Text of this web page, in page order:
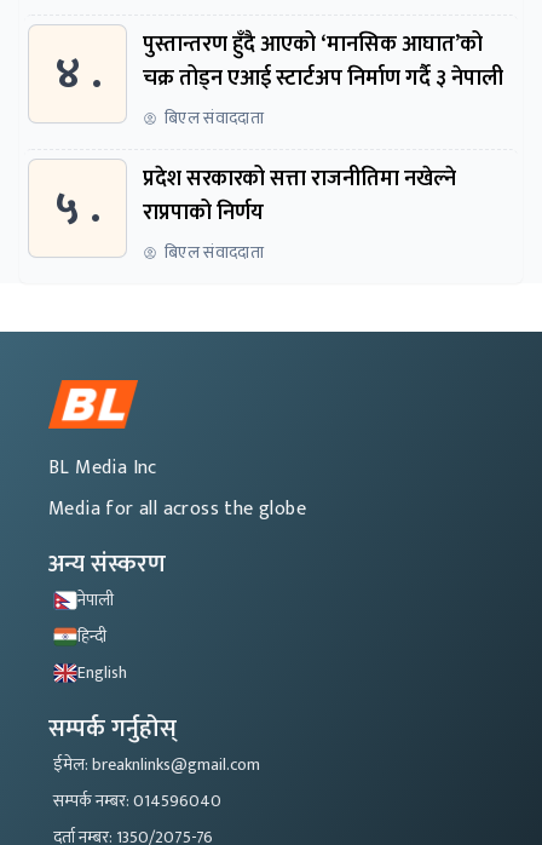
४ .
पुस्तान्तरण हुँदै आएको ‘मानसिक आघात’को
चक्र तोड्न एआई स्टार्टअप निर्माण गर्दै ३ नेपाली
बिएल संवाददाता
५ .
प्रदेश सरकारको सत्ता राजनीतिमा नखेल्ने
राप्रपाको निर्णय
बिएल संवाददाता
BL Media Inc
Media for all across the globe
अन्य संस्करण
नेपाली
हिन्दी
English
सम्पर्क गर्नुहोस्
ईमेल: breaknlinks@gmail.com
सम्पर्क नम्बर: 014596040
दर्ता नम्बर: 1350/2075-76